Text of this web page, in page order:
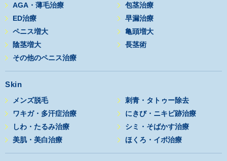
AGA・薄毛治療
包茎治療
ED治療
早漏治療
ペニス増大
亀頭増大
陰茎増大
長茎術
その他のペニス治療
Skin
メンズ脱毛
刺青・タトゥー除去
ワキガ・多汗症治療
にきび・ニキビ跡治療
しわ・たるみ治療
シミ・そばかす治療
美肌・美白治療
ほくろ・イボ治療